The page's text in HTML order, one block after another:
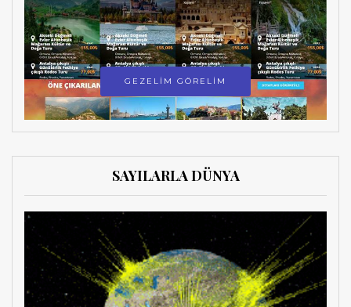
GEZELİM GÖRELİM
SAYILARLA DÜNYA